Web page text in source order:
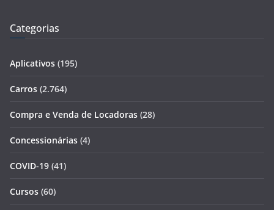
Categorias
Aplicativos (195)
Carros (2.764)
Compra e Venda de Locadoras (28)
Concessionárias (4)
COVID-19 (41)
Cursos (60)